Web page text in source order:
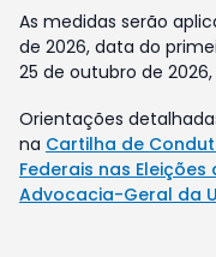
As medidas serão
de 2026, data do
25 de outubro de
Orientações
na Cartilha de
Federais nas
Advocacia-Geral da